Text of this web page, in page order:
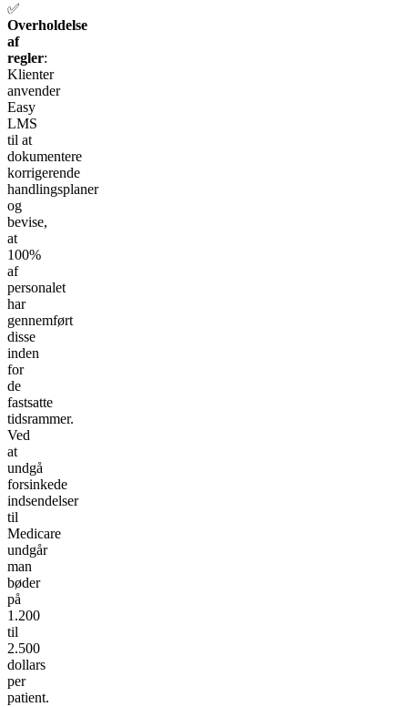
✅
Overholdelse
af
regler:
Klienter
anvender
Easy
LMS
til at
dokumentere
korrigerende
handlingsplaner
og
bevise,
at
100%
af
personalet
har
gennemført
disse
inden
for
de
fastsatte
tidsrammer.
Ved
at
undgå
forsinkede
indsendelser
til
Medicare
undgår
man
bøder
på
1.200
til
2.500
dollars
per
patient.